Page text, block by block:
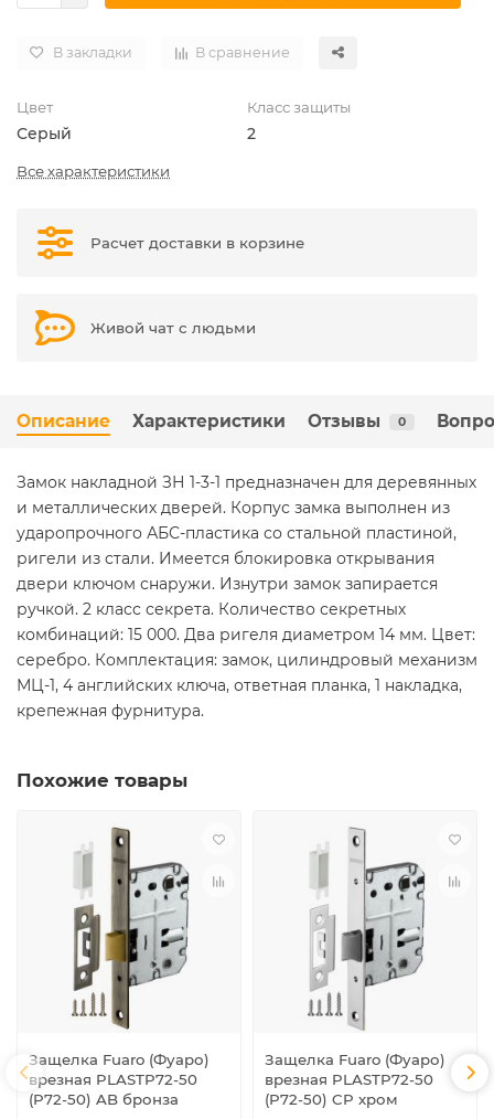
В закладки В сравнение
Цвет
Серый
Класс защиты
2
Все характеристики
Расчет доставки в корзине
Живой чат с людьми
Описание Характеристики Отзывы 0
Замок накладной ЗН 1-3-1 предназначен для деревянных
и металлических дверей. Корпус замка выполнен из
ударопрочного АБС-пластика со стальной пластиной,
ригели из стали. Имеется блокировка открывания
двери ключом снаружи. Изнутри замок запирается
ручкой. 2 класс секрета. Количество секретных
комбинаций: 15 000. Два ригеля диаметром 14 мм. Цвет:
серебро. Комплектация: замок, цилиндровый механизм
МЦ-1, 4 английских ключа, ответная планка, 1 накладка,
крепежная фурнитура.
Похожие товары
Защелка Fuaro (Фуаро)
врезная PLASTP72-50
(P72-50) AB бронза
Защелка Fuaro (Фуаро)
врезная PLASTP72-50
(P72-50) CP хром